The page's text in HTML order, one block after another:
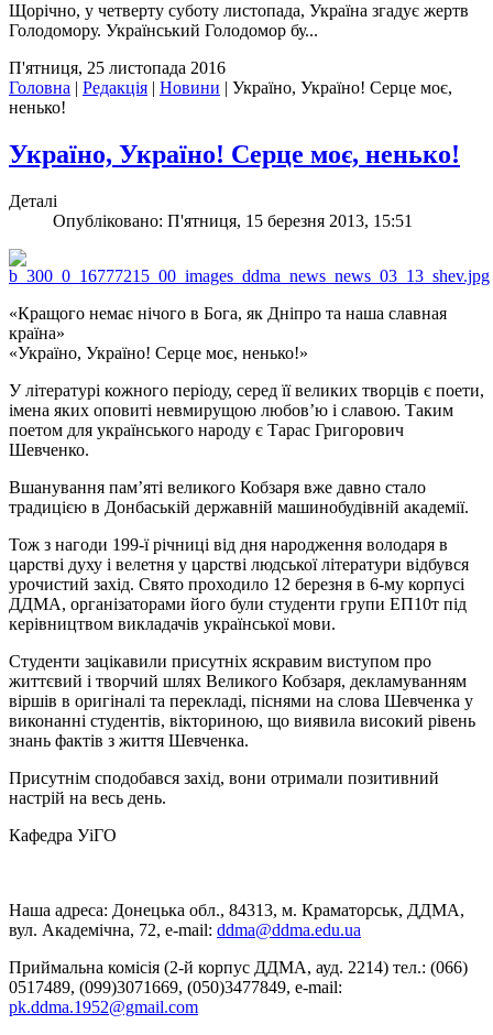
Щорічно, у четверту суботу листопада, Україна згадує жертв
Голодомору. Український Голодомор бу...
П'ятниця, 25 листопада 2016
Головна | Редакція | Новини | Україно, Україно! Серце моє,
ненько!
Україно, Україно! Серце моє, ненько!
Деталі
Опубліковано: П'ятниця, 15 березня 2013, 15:51
«Кращого немає нічого в Бога, як Дніпро та наша славная
країна»
«Україно, Україно! Серце моє, ненько!»
У літературі кожного періоду, серед її великих творців є поети,
імена яких оповиті невмирущою любов’ю і славою. Таким
поетом для українського народу є Тарас Григорович
Шевченко.
Вшанування пам’яті великого Кобзаря вже давно стало
традицією в Донбаській державній машинобудівній академії.
Тож з нагоди 199-ї річниці від дня народження володаря в
царстві духу і велетня у царстві людської літератури відбувся
урочистий захід. Свято проходило 12 березня в 6-му корпусі
ДДМА, організаторами його були студенти групи ЕП10т під
керівництвом викладачів української мови.
Студенти зацікавили присутніх яскравим виступом про
життєвий і творчий шлях Великого Кобзаря, декламуванням
віршів в оригіналі та перекладі, піснями на слова Шевченка у
виконанні студентів, вікториною, що виявила високий рівень
знань фактів з життя Шевченка.
Присутнім сподобався захід, вони отримали позитивний
настрій на весь день.
Кафедра УіГО
Наша адреса: Донецька обл., 84313, м. Краматорськ, ДДМА,
вул. Академічна, 72, е-mail: ddma@ddma.edu.ua
Приймальна комісія (2-й корпус ДДМА, ауд. 2214) тел.: (066)
0517489, (099)3071669, (050)3477849, e-mail:
pk.ddma.1952@gmail.com